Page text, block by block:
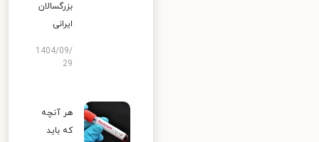
بزرگسالان
ایرانی
1404/09/
29
هر آنچه
که باید